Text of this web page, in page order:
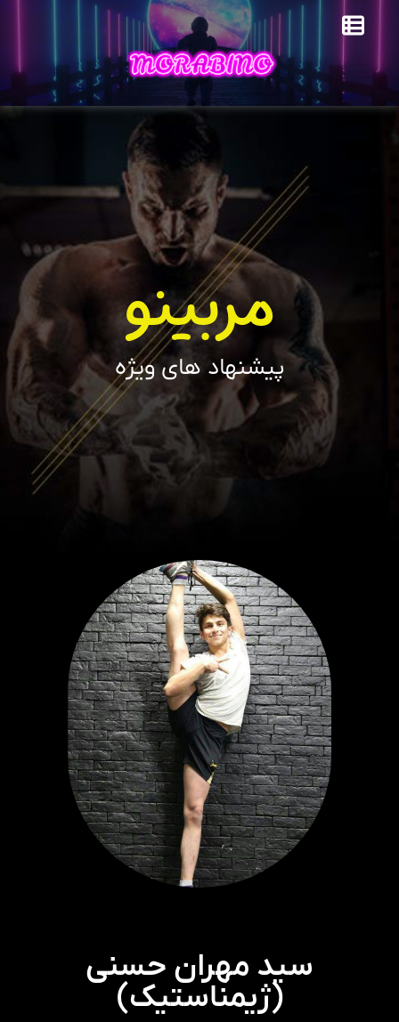
مربینو
پیشنهاد های ویژه
سید مهران حسنی
(ژیمناستیک)